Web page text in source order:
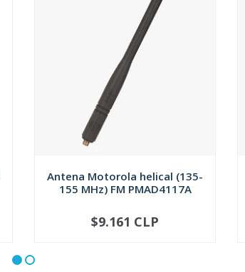
Antena Motorola helical (135-
155 MHz) FM PMAD4117A
+
$9.161 CLP